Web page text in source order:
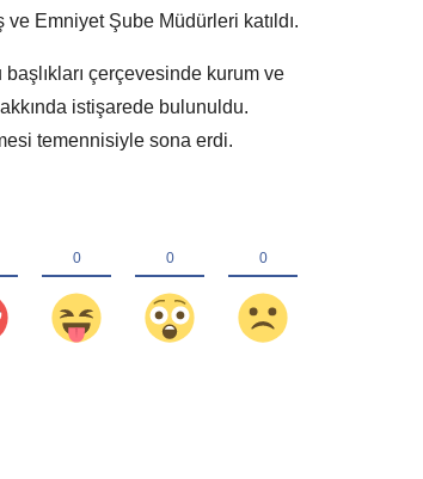
ve Emniyet Şube Müdürleri katıldı.
çerçevesinde kurum ve
istişarede bulunuldu.
temennisiyle sona erdi.